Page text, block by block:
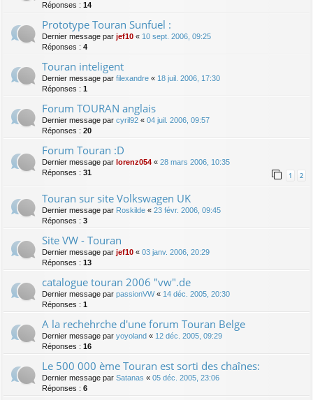
Réponses : 14
Prototype Touran Sunfuel :
Dernier message par jef10 « 10 sept. 2006, 09:25
Réponses : 4
Touran inteligent
Dernier message par filexandre « 18 juil. 2006, 17:30
Réponses : 1
Forum TOURAN anglais
Dernier message par cyril92 « 04 juil. 2006, 09:57
Réponses : 20
Forum Touran :D
Dernier message par lorenz054 « 28 mars 2006, 10:35
Réponses : 31 1 2
Touran sur site Volkswagen UK
Dernier message par Roskilde « 23 févr. 2006, 09:45
Réponses : 3
Site VW - Touran
Dernier message par jef10 « 03 janv. 2006, 20:29
Réponses : 13
catalogue touran 2006 "vw".de
Dernier message par passionVW« 14 déc. 2005, 20:30
Réponses : 1
A la rechehrche d'une forum Touran Belge
Dernier message par yoyoland « 12 déc. 2005, 09:29
Réponses : 16
Le 500 000 ème Touran est sorti des chaînes:
Dernier message par Satanas « 05 déc. 2005, 23:06
Réponses : 6